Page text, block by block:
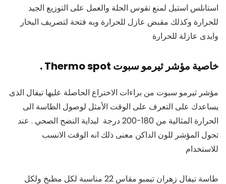
استانلس استيل لمنع تقوس الحلة والعمل على التوزيع الجيد
للحرارة وكذلك مقبض عازل للحرارة وبه فتحة لتصريف البخار
وايدى عازلة للحرارة
خاصية مؤشر ثيرمو سبوت Thermo spot .
مؤشر ثيرمو سبوت من براءات الاختراع الحاصلة عليها تيفال الذى
يساعدك على التعرف على الوقت الأمثل لوصول الطاسة الى
الحرارة المثالية من 180-200 درجة لبداية النضح الصحي . عند
تحول المؤشر للون الداكن معنى ذلك انه الوقت الانسب
للاستخدام
طاسة تيفال زهران تيمبو مقاس 22 مناسبة لكل مطبخ ولكل